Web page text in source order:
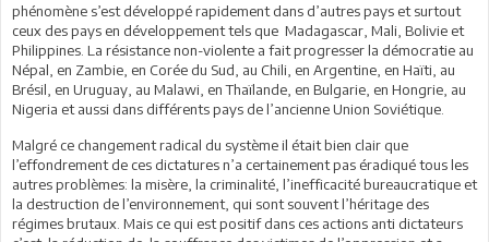
phénomène s’est développé rapidement dans d’autres pays et surtout
ceux des pays en développement tels que Madagascar, Mali, Bolivie et
Philippines. La résistance non-violente a fait progresser la démocratie au
Népal, en Zambie, en Corée du Sud, au Chili, en Argentine, en Haïti, au
Brésil, en Uruguay, au Malawi, en Thaïlande, en Bulgarie, en Hongrie, au
Nigeria et aussi dans différents pays de l’ancienne Union Soviétique.
Malgré ce changement radical du système il était bien clair que
l’effondrement de ces dictatures n’a certainement pas éradiqué tous les
autres problèmes: la misère, la criminalité, l’inefficacité bureaucratique et
la destruction de l’environnement, qui sont souvent l’héritage des
régimes brutaux. Mais ce qui est positif dans ces actions anti dictateurs